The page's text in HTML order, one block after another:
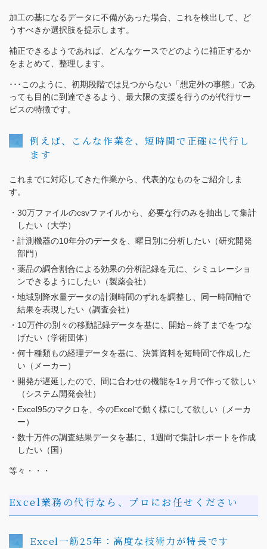
加工の基になるデータに不備があった場合、これを検出して、ど
うすべきか選択肢を提示します。
補正できるようであれば、どんなケースでどのように補正するか
をまとめて、整理します。
･･･このように、初期段階では見つからない「想定外の事態」であ
っても目的に到達できるよう、最大限の支援を行うのが代行サー
ビスの特徴です。
例えば、こんな作業を、短時間で正確に代行し
ます
これまでに対応してきた作業から、代表的なものをご紹介しま
す。
30万ファイルのcsvファイルから、必要な行のみを抽出して集計
したい（大学）
計測機器の10年分のデータを、曜日別に分析したい（研究開発
部門）
薬品の調合割合による効果の分析記録を元に、シミュレーショ
ンできるようにしたい（製薬会社）
地域別降水量データの計測時間のずれを調整し、同一時間軸で
結果を表現したい（調査会社）
10万件の別々の移動記録データを基に、開始～終了までをつな
げたい（学術団体）
何十種類もの経理データを基に、決算資料を短時間で作成した
い（メーカー）
開発が遅延したので、間に合わせの機能を1ヶ月で作って欲しい
（システム開発会社）
Excel95のマクロを、今のExcelで動く様にして欲しい（メーカ
ー）
数十万件の調査結果データを基に、1週間で集計レポートを作成
したい（国）
等々・・・
Excel業務の代行なら、プロにお任せください
Excel一筋25年：高度な技術力が特長です